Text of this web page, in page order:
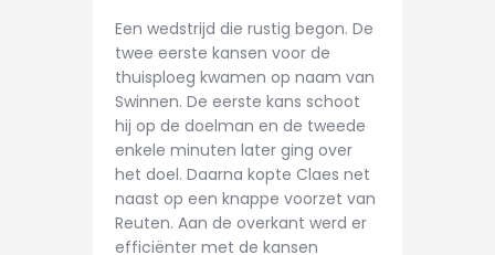
Een wedstrijd die rustig begon. De
twee eerste kansen voor de
thuisploeg kwamen op naam van
Swinnen. De eerste kans schoot
hij op de doelman en de tweede
enkele minuten later ging over
het doel. Daarna kopte Claes net
naast op een knappe voorzet van
Reuten. Aan de overkant werd er
efficiënter met de kansen